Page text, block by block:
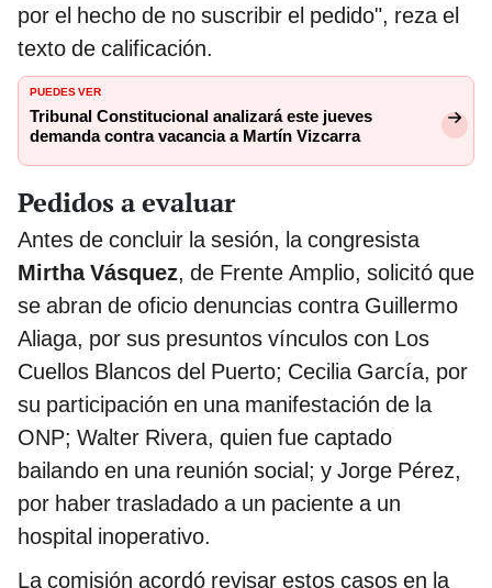
por el hecho de no suscribir el pedido", reza el
texto de calificación.
PUEDES VER
Tribunal Constitucional analizará este jueves
demanda contra vacancia a Martín Vizcarra
Pedidos a evaluar
Antes de concluir la sesión, la congresista
Mirtha Vásquez, de Frente Amplio, solicitó que
se abran de oficio denuncias contra Guillermo
Aliaga, por sus presuntos vínculos con Los
Cuellos Blancos del Puerto; Cecilia García, por
su participación en una manifestación de la
ONP; Walter Rivera, quien fue captado
bailando en una reunión social; y Jorge Pérez,
por haber trasladado a un paciente a un
hospital inoperativo.
La comisión acordó revisar estos casos en la